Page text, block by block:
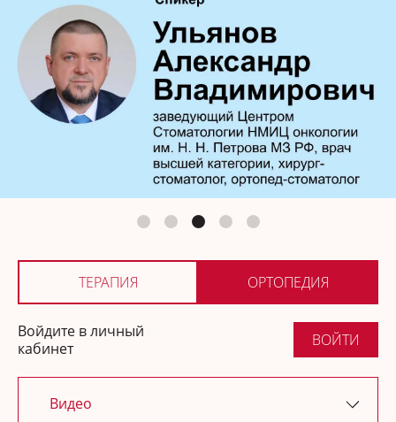
Контакты
Для стоматологов:
Терапия
Ортопедия
ТЕРАПИЯ ОРТОПЕДИЯ
Войдите в личный
кабинет
ВОЙТИ
Видео